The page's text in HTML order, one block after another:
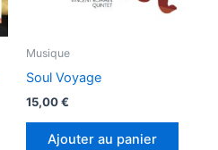
Musique
Soul Voyage
15,00€
Ajouter au panier